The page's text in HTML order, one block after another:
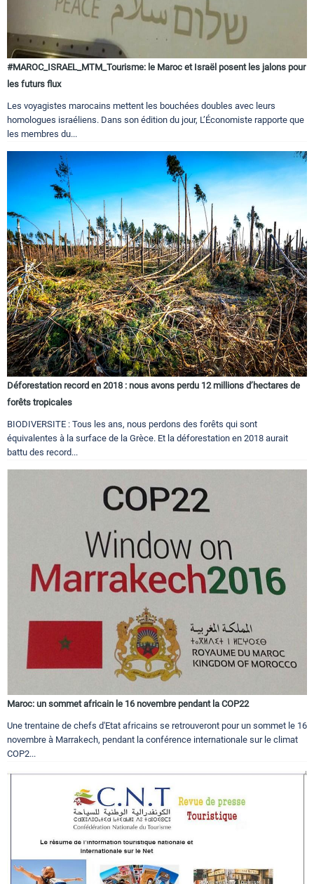
#MAROC_ISRAEL_MTM_Tourisme: le Maroc et Israël posent les jalons pour
les futurs flux
Les voyagistes marocains mettent les bouchées doubles avec leurs
homologues israéliens. Dans son édition du jour, L’Économiste rapporte que
les membres du...
Déforestation record en 2018 : nous avons perdu 12 millions d’hectares de
forêts tropicales
BIODIVERSITE : Tous les ans, nous perdons des forêts qui sont
équivalentes à la surface de la Grèce. Et la déforestation en 2018 aurait
battu des record...
Maroc: un sommet africain le 16 novembre pendant la COP22
Une trentaine de chefs d'Etat africains se retrouveront pour un sommet le 16
novembre à Marrakech, pendant la conférence internationale sur le climat
COP2...